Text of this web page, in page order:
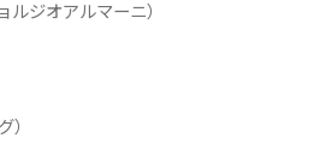
ジオアルマーニ）
）